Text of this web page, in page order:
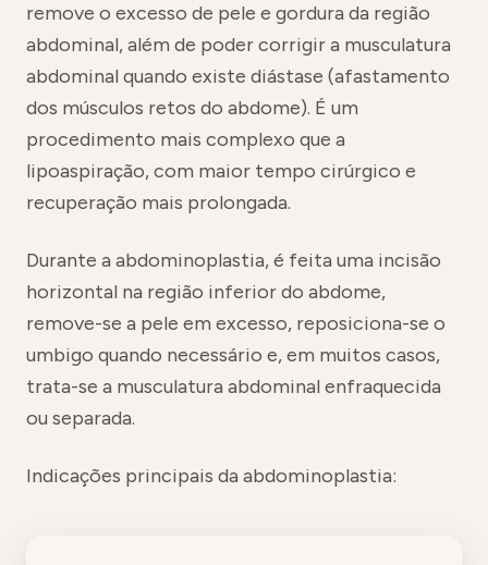
remove o excesso de pele e gordura da região
abdominal, além de poder corrigir a musculatura
abdominal quando existe diástase (afastamento
dos músculos retos do abdome). É um
procedimento mais complexo que a
lipoaspiração, com maior tempo cirúrgico e
recuperação mais prolongada.
Durante a abdominoplastia, é feita uma incisão
horizontal na região inferior do abdome,
remove-se a pele em excesso, reposiciona-se o
umbigo quando necessário e, em muitos casos,
trata-se a musculatura abdominal enfraquecida
ou separada.
Indicações principais da abdominoplastia: